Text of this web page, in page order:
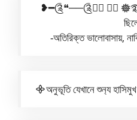
❥━༊❝──༊◎⃝ ⋆⃝
-অতিরিক্ত ভালোবাসায়,
᯽অনুভূতি যেখানে শুন‍্য হাসিমুখ